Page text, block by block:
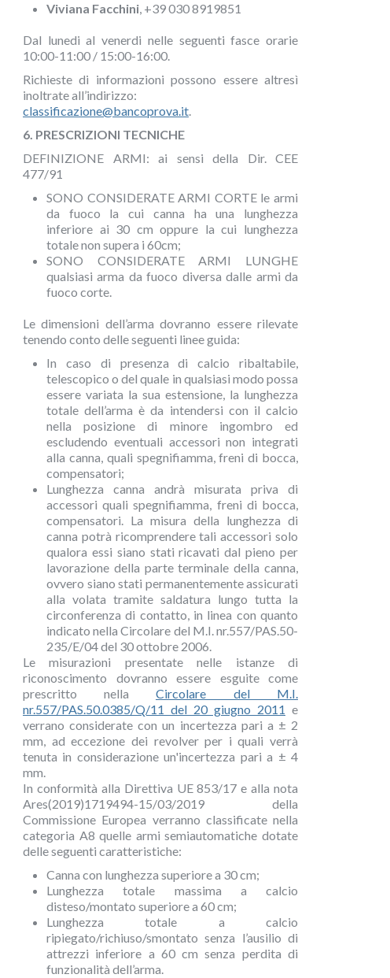
Viviana Facchini, +39 030 8919851
Dal lunedi al venerdi nelle seguenti fasce orarie
10:00-11:00 / 15:00-16:00.
Richieste di informazioni possono essere altresì
inoltrate all’indirizzo:
classificazione@bancoprova.it.
6. PRESCRIZIONI TECNICHE
DEFINIZIONE ARMI: ai sensi della Dir. CEE
477/91
SONO CONSIDERATE ARMI CORTE le armi
da fuoco la cui canna ha una lunghezza
inferiore ai 30 cm oppure la cui lunghezza
totale non supera i 60cm;
SONO CONSIDERATE ARMI LUNGHE
qualsiasi arma da fuoco diversa dalle armi da
fuoco corte.
Le dimensioni dell’arma dovranno essere rilevate
tenendo conto delle seguenti linee guida:
In caso di presenza di calcio ribaltabile,
telescopico o del quale in qualsiasi modo possa
essere variata la sua estensione, la lunghezza
totale dell’arma è da intendersi con il calcio
nella posizione di minore ingombro ed
escludendo eventuali accessori non integrati
alla canna, quali spegnifiamma, freni di bocca,
compensatori;
Lunghezza canna andrà misurata priva di
accessori quali spegnifiamma, freni di bocca,
compensatori. La misura della lunghezza di
canna potrà ricomprendere tali accessori solo
qualora essi siano stati ricavati dal pieno per
lavorazione della parte terminale della canna,
ovvero siano stati permanentemente assicurati
alla volata tramite saldatura lungo tutta la
circonferenza di contatto, in linea con quanto
indicato nella Circolare del M.I. nr.557/PAS.50-
235/E/04 del 30 ottobre 2006.
Le misurazioni presentate nelle istanze di
riconoscimento dovranno essere esguite come
prescritto nella Circolare del M.I.
nr.557/PAS.50.0385/Q/11 del 20 giugno 2011 e
verrano considerate con un incertezza pari a ± 2
mm, ad eccezione dei revolver per i quali verrà
tenuta in considerazione un'incertezza pari a ± 4
mm.
In conformità alla Direttiva UE 853/17 e alla nota
Ares(2019)1719494-15/03/2019 della
Commissione Europea verranno classificate nella
categoria A8 quelle armi semiautomatiche dotate
delle seguenti caratteristiche:
Canna con lunghezza superiore a 30 cm;
Lunghezza totale massima a calcio
disteso/montato superiore a 60 cm;
Lunghezza totale a calcio
ripiegato/richiuso/smontato senza l’ausilio di
attrezzi inferiore a 60 cm senza perdita di
funzionalità dell’arma.